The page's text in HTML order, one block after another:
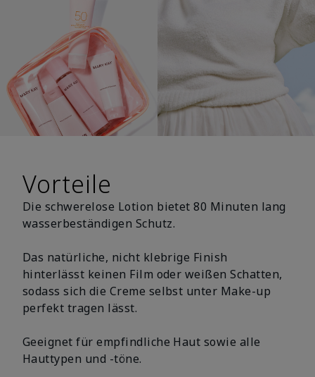
Vorteile
Die schwerelose Lotion bietet 80 Minuten lang
wasserbeständigen Schutz.
Das natürliche, nicht klebrige Finish
hinterlässt keinen Film oder weißen Schatten,
sodass sich die Creme selbst unter Make-up
perfekt tragen lässt.
Geeignet für empfindliche Haut sowie alle
Hauttypen und -töne.